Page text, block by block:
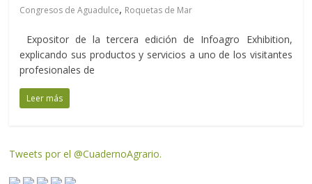
Congresos de Aguadulce, Roquetas de Mar
Expositor de la tercera edición de Infoagro Exhibition,
explicando sus productos y servicios a uno de los visitantes
profesionales de
Leer más
Tweets por el @CuadernoAgrario.